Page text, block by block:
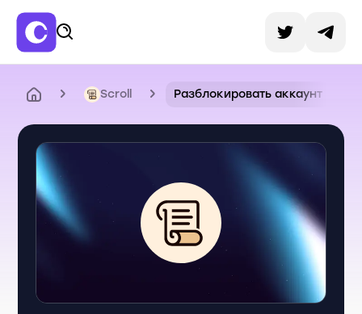
Scroll Разблокировать аккаунт